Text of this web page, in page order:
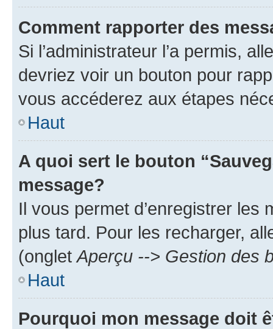
Comment rapporter des
Si l’administrateur l’a permis,
devriez voir un bouton pour
vous accéderez aux étapes
Haut
A quoi sert le bouton
message?
Il vous permet d’enregistrer
plus tard. Pour les recharger,
(onglet Aperçu --> Gestion des
Haut
Pourquoi mon message doit